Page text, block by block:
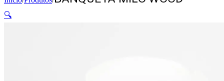
🔍